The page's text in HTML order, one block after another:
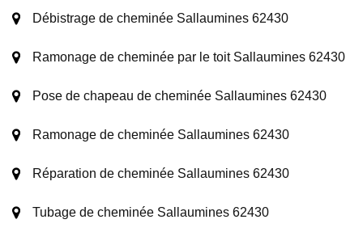
Débistrage de cheminée Sallaumines 62430
Ramonage de cheminée par le toit Sallaumines 62430
Pose de chapeau de cheminée Sallaumines 62430
Ramonage de cheminée Sallaumines 62430
Réparation de cheminée Sallaumines 62430
Tubage de cheminée Sallaumines 62430